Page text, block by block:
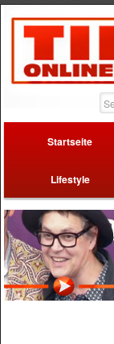
Startseite
Lifestyle